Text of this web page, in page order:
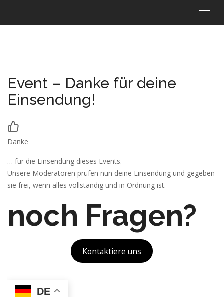
Event – Danke für deine
Einsendung!
Danke
… für die Einsendung dieses Events.
Unsere Moderatoren prüfen nun deine Einsendung und gegeben
sie frei, wenn alles vollständig und in Ordnung ist.
noch Fragen?
Kontaktiere uns
DE